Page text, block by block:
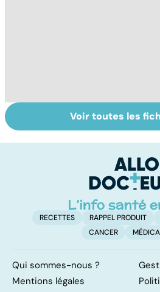
Tout savoir sur
les infections
Voir toutes les
RECETTES RAPPEL PRODUIT
CANCER
Qui sommes-nous ?
Mentions légales